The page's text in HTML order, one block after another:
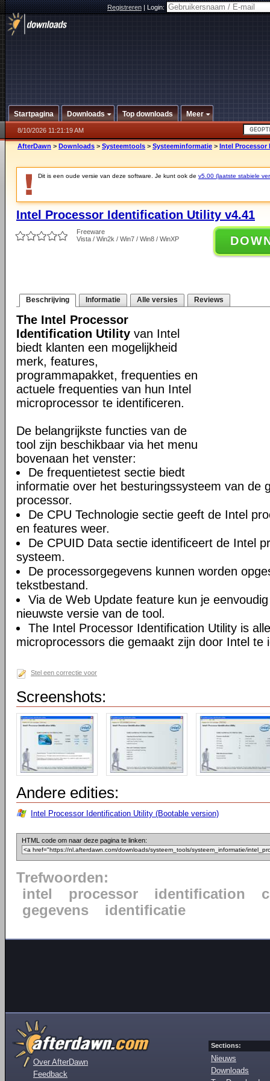
Registreren|Login:
Startpagina Downloads Top downloads Meer
8/10/2026 11:21:19 AM
AfterDawn > Downloads > Systeemtools > Systeeminformatie > Intel Processor
Dit is een oude versie van deze software. Je kunt ook de v5.00 (laatste stabiele
Intel Processor Identification Utility v4.41
Freeware
Vista / Win2k / Win7 / Win8 / WinXP
Beschrijving Informatie Alle versies Reviews
The Intel Processor
Identification Utility van Intel
biedt klanten een mogelijkheid
merk, features,
programmapakket, frequenties en
actuele frequenties van hun Intel
microprocessor te identificeren.
De belangrijkste functies van de
tool zijn beschikbaar via het menu
bovenaan het venster:
De frequentietest sectie biedt
informatie over het besturingssysteem van de
processor.
De CPU Technologie sectie geeft de Intel
en features weer.
De CPUID Data sectie identificeert de Intel
systeem.
De processorgegevens kunnen worden
tekstbestand.
Via de Web Update feature kun je
nieuwste versie van de tool.
The Intel Processor Identification Utility is
microprocessors die gemaakt zijn door Intel te
Stel een correctie voor
Screenshots:
Andere edities:
Intel Processor Identification Utility (Bootable version)
HTML code om naar deze pagina te linken:
Trefwoorden:
intel
processor identification
gegevens
identificatie
Over AfterDawn
Feedback
Sections:
Nieuws
Downloads